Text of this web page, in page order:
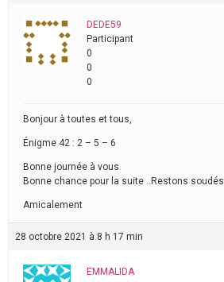
DEDE59
Participant
0
0
0
Bonjour à toutes et tous,
Énigme 42 : 2 – 5 – 6
Bonne journée à vous
Bonne chance pour la suite ..Restons soudés
Amicalement
28 octobre 2021 à 8 h 17 min
EMMALIDA